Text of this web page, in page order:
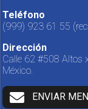
Teléfono
(999) 923 61 55
Dirección
Calle 62 #508 Altos
México.
ENVIAR